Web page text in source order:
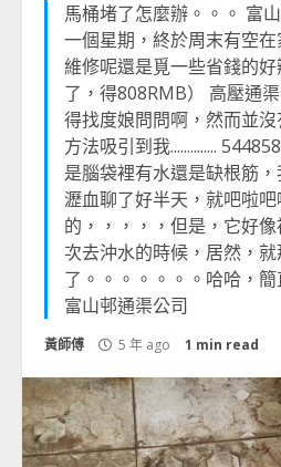
馬桶堵了怎麼辦。。。 富
一個星期，終於周末有空
維修呢還是覓一些省錢的
了，得808RMB） 高壓通
得找度娘問問啊，然而並
方法吸引到我..............
是腦袋裡有水還是缺根筋
瀝血聊了好半天，就吧啦
的，，，，，但是，它好
次去沖水的時候，居然，
了。。。。。。。哈哈，
富山邨通渠公司
黃師傅 5 年 ago 1 min read